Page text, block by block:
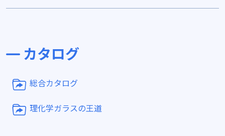
カタログ
総合カタログ
理化学ガラスの王道